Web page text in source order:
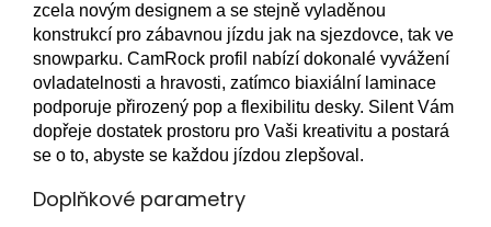
zcela novým designem a se stejně vyladěnou
konstrukcí pro zábavnou jízdu jak na sjezdovce, tak ve
snowparku. CamRock profil nabízí dokonalé vyvážení
ovladatelnosti a hravosti, zatímco biaxiální laminace
podporuje přirozený pop a flexibilitu desky. Silent Vám
dopřeje dostatek prostoru pro Vaši kreativitu a postará
se o to, abyste se každou jízdou zlepšoval.
Doplňkové parametry